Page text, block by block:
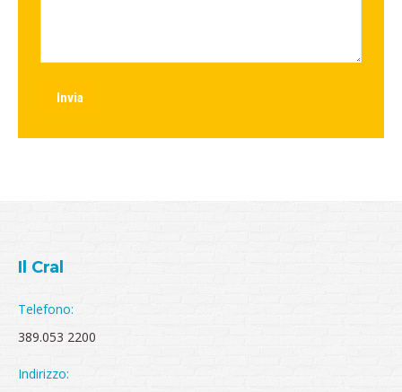
Invia
Il Cral
Telefono:
389.053 2200
Indirizzo: